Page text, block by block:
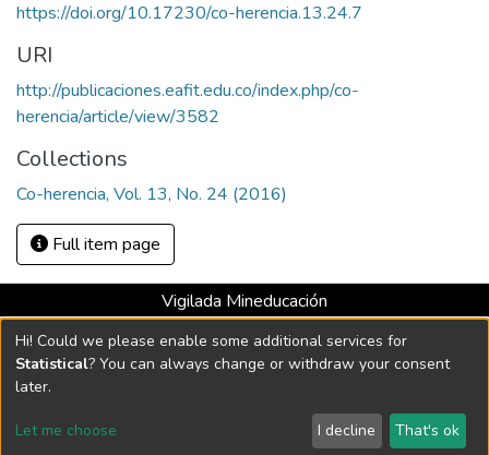
https://doi.org/10.17230/co-herencia.13.24.7
URI
http://publicaciones.eafit.edu.co/index.php/co-
herencia/article/view/3582
Collections
Co-herencia, Vol. 13, No. 24 (2016)
Full item page
Vigilada Mineducación
Universidad con Acreditación Institucional hasta 2026 -
Resolución MEN 2158 de 2018
DSpace software copyright © 2002-2026 LYRASIS
Send Feedback
Hi! Could we please enable some additional services for
Statistical? You can always change or withdraw your consent
later.
Let me choose I decline That's ok